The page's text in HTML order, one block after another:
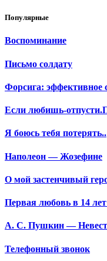
Популярные
Воспоминание
Письмо солдату
Форсига: эффективное
Если любишь-
Я боюсь тебя потерять..
Наполеон — Жозефине
О мой застенчивый
Первая любовь в 14
А. С. Пушкин —
Телефонный звонок